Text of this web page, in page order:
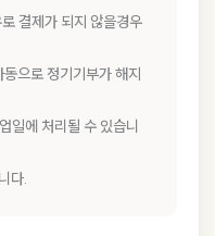
결제가 되지 않을경우
으로 정기기부가 해지
일에 처리될 수 있습니
다.